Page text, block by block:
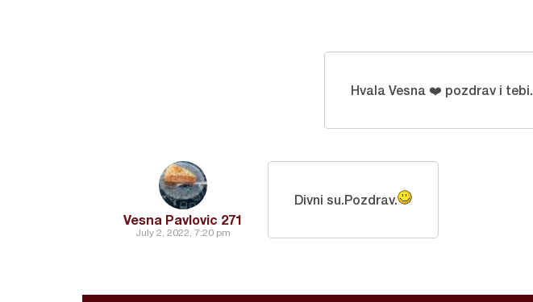
Hvala Vesna ❤️ pozdrav i tebi.
Vesna Pavlovic 271
July 2, 2022, 7:20 pm
Divni su.Pozdrav.